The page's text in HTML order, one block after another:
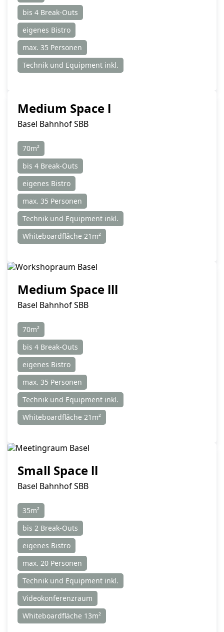
bis 4 Break-Outs
eigenes Bistro
max. 35 Personen
Technik und Equipment inkl.
Medium Space l
Basel Bahnhof SBB
70m²
bis 4 Break-Outs
eigenes Bistro
max. 35 Personen
Technik und Equipment inkl.
Whiteboardfläche 21m²
Medium Space lll
Basel Bahnhof SBB
70m²
bis 4 Break-Outs
eigenes Bistro
max. 35 Personen
Technik und Equipment inkl.
Whiteboardfläche 21m²
Small Space ll
Basel Bahnhof SBB
35m²
bis 2 Break-Outs
eigenes Bistro
max. 20 Personen
Technik und Equipment inkl.
Videokonferenzraum
Whiteboardfläche 13m²